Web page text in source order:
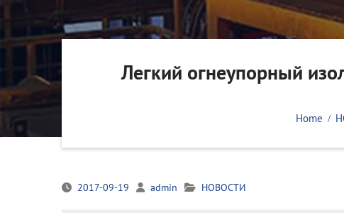
Легкий огнеупорный
Home
2017-09-19 admin НОВОСТИ